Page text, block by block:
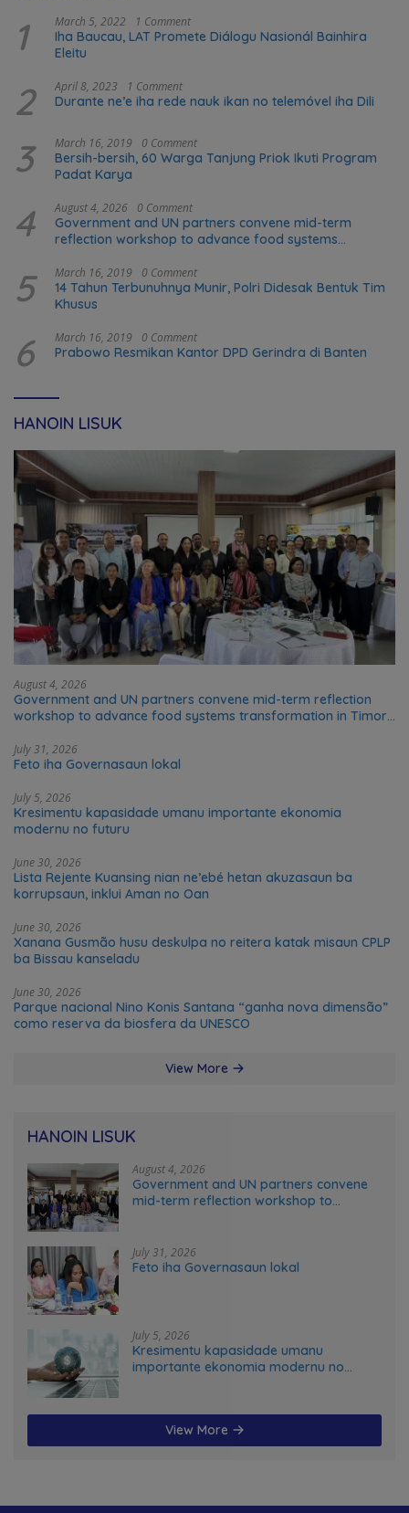
1 March 5, 2022 1 Comment
Iha Baucau, LAT Promete Diálogu Nasionál Bainhira
Eleitu
2 April 8, 2023 1 Comment
Durante ne’e iha rede nauk ikan no telemóvel iha Dili
3 March 16, 2019 0 Comment
Bersih-bersih, 60 Warga Tanjung Priok Ikuti Program
Padat Karya
4 August 4, 2026 0 Comment
Government and UN partners convene mid-term
reflection workshop to advance food systems
5 March 16, 2019 0 Comment
14 Tahun Terbunuhnya Munir, Polri Didesak Bentuk Tim
Khusus
6 March 16, 2019 0 Comment
Prabowo Resmikan Kantor DPD Gerindra di Banten
HANOIN LISUK
August 4, 2026
Government and UN partners convene mid-term reflection
workshop to advance food systems transformation in Timor-
July 31, 2026
Feto iha Governasaun lokal
July 5, 2026
Kresimentu kapasidade umanu importante ekonomia
modernu no futuru
June 30, 2026
Lista Rejente Kuansing nian ne’ebé hetan akuzasaun ba
korrupsaun, inklui Aman no Oan
June 30, 2026
Xanana Gusmão husu deskulpa no reitera katak misaun CPLP
ba Bissau kanseladu
June 30, 2026
Parque nacional Nino Konis Santana “ganha nova dimensão”
como reserva da biosfera da UNESCO
View More
HANOIN LISUK
August 4, 2026
Government and UN partners convene
mid-term reflection workshop to
July 31, 2026
Feto iha Governasaun lokal
July 5, 2026
Kresimentu kapasidade umanu
importante ekonomia modernu no
View More